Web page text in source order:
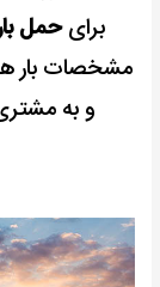
برایحمل
مشخصات بار
و به